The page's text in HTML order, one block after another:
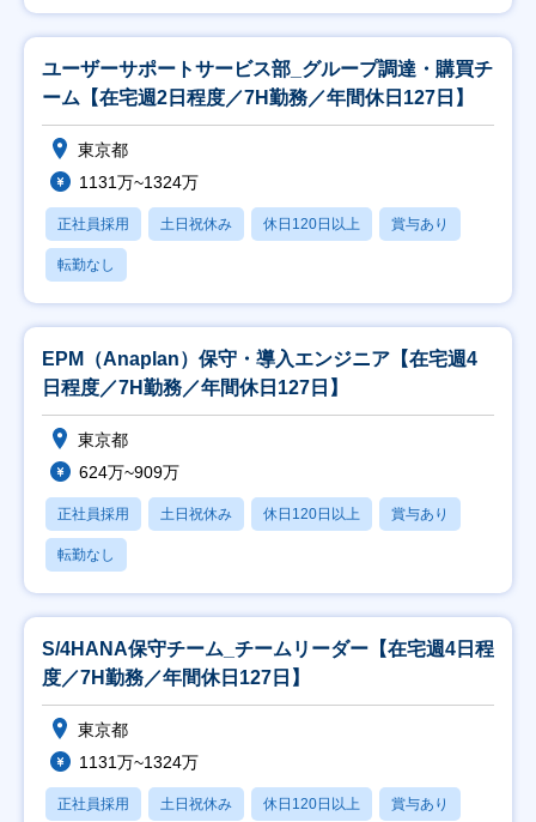
ユーザーサポートサービス部_グループ調達・購買チ
ーム【在宅週2日程度／7H勤務／年間休日127日】
東京都
1131万~1324万
正社員採用 土日祝休み 休日120日以上 賞与あり
転勤なし
EPM（Anaplan）保守・導入エンジニア【在宅週4
日程度／7H勤務／年間休日127日】
東京都
624万~909万
正社員採用 土日祝休み 休日120日以上 賞与あり
転勤なし
S/4HANA保守チーム_チームリーダー【在宅週4日程
度／7H勤務／年間休日127日】
東京都
1131万~1324万
正社員採用 土日祝休み 休日120日以上 賞与あり